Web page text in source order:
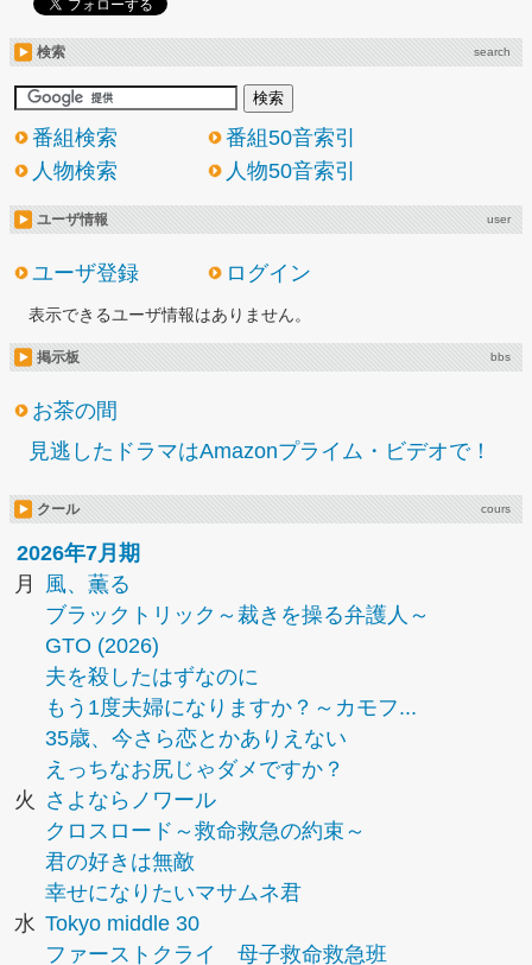
検索 search
番組検索
番組50音索引
人物検索
人物50音索引
ユーザ情報 user
ユーザ登録 ログイン
表示できるユーザ情報はありません。
掲示板 bbs
お茶の間
見逃したドラマはAmazonプライム・ビデオで！
クール cours
2026年7月期
月
風、薫る
ブラックトリック～裁きを操る弁護人～
GTO (2026)
夫を殺したはずなのに
もう1度夫婦になりますか？～カモフ...
35歳、今さら恋とかありえない
えっちなお尻じゃダメですか？
火
さよならノワール
クロスロード～救命救急の約束～
君の好きは無敵
幸せになりたいマサムネ君
水 Tokyo middle 30
ファーストクライ 母子救命救急班